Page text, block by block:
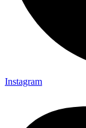
Instagram